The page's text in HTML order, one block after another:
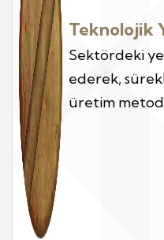
Teknolojik
Sektördeki
ederek,
üretim